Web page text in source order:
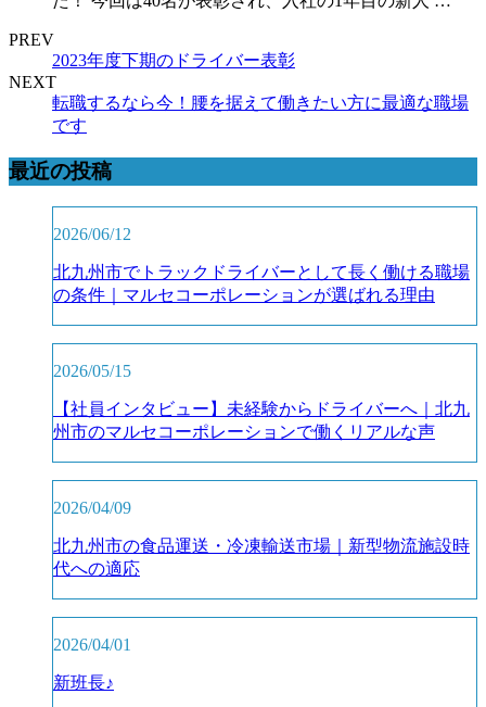
PREV
2023年度下期のドライバー表彰
NEXT
転職するなら今！腰を据えて働きたい方に最適な職場
です
最近の投稿
2026/06/12
北九州市でトラックドライバーとして長く働ける職場
の条件｜マルセコーポレーションが選ばれる理由
2026/05/15
【社員インタビュー】未経験からドライバーへ｜北九
州市のマルセコーポレーションで働くリアルな声
2026/04/09
北九州市の食品運送・冷凍輸送市場｜新型物流施設時
代への適応
2026/04/01
新班長♪